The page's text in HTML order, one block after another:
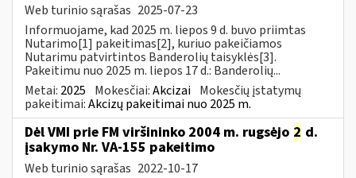
Web turinio sąrašas 2025-07-23
Informuojame, kad 2025 m. liepos 9 d. buvo priimtas
Nutarimo[1] pakeitimas[2], kuriuo pakeičiamos
Nutarimu patvirtintos Banderolių taisyklės[3].
Pakeitimu nuo 2025 m. liepos 17 d.: Banderolių...
Metai: 2025 Mokesčiai:Akcizai Mokesčių įstatymų
pakeitimai:Akcizų pakeitimai nuo 2025 m.
Dėl VMI prie FM viršininko 2004 m. rugsėjo 2 d.
įsakymo Nr. VA-155 pakeitimo
Web turinio sąrašas 2022-10-17